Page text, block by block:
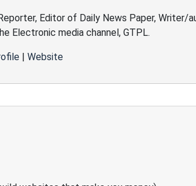
Editor of Daily News Paper, Writer/
Electronic media channel, GTPL.
| Website